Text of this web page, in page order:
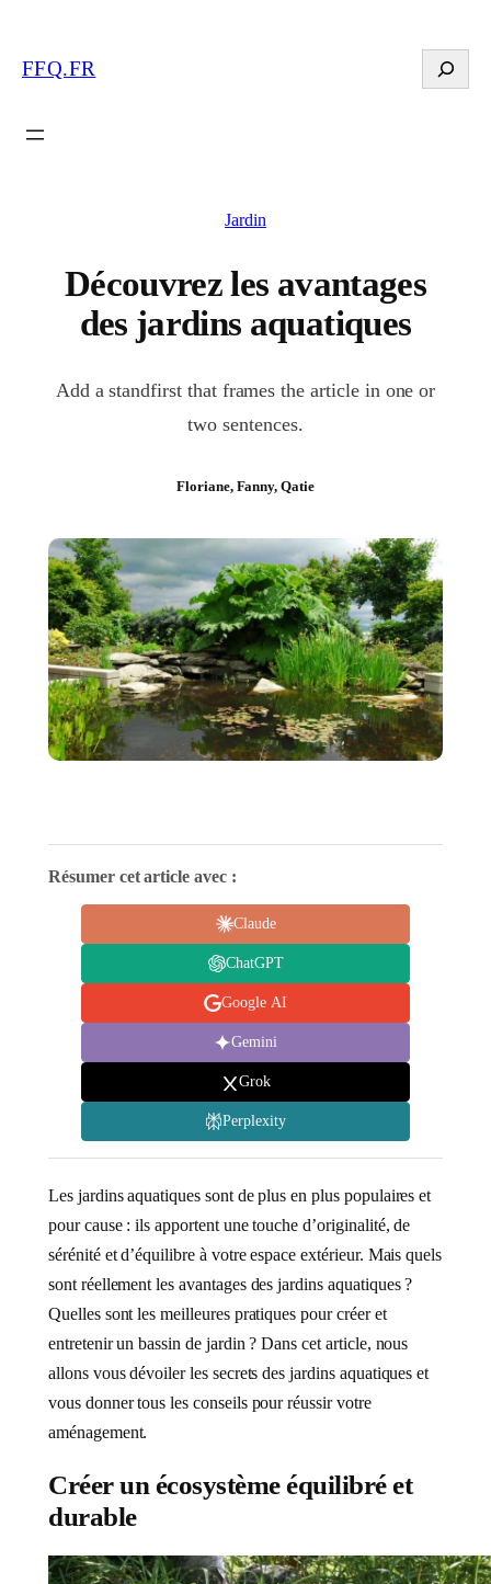
FFQ.FR Search
Jardin
Découvrez les avantages
des jardins aquatiques
Add a standfirst that frames the article in one or
two sentences.
Floriane, Fanny, Qatie
Résumer cet article avec :
Claude
ChatGPT
Google AI
Gemini
Grok
Perplexity
Les jardins aquatiques sont de plus en plus populaires et
pour cause : ils apportent une touche d’originalité, de
sérénité et d’équilibre à votre espace extérieur. Mais quels
sont réellement les avantages des jardins aquatiques ?
Quelles sont les meilleures pratiques pour créer et
entretenir un bassin de jardin ? Dans cet article, nous
allons vous dévoiler les secrets des jardins aquatiques et
vous donner tous les conseils pour réussir votre
aménagement.
Créer un écosystème équilibré et
durable